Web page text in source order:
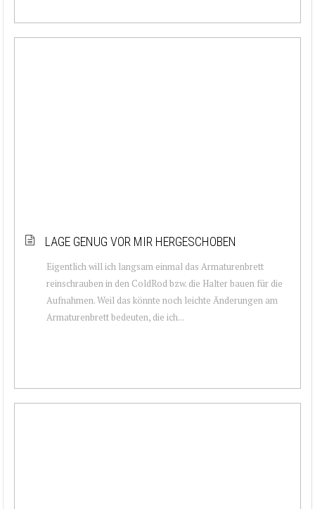
LAGE GENUG VOR MIR HERGESCHOBEN
Eigentlich will ich langsam einmal das Armaturenbrett
reinschrauben in den ColdRod bzw. die Halter bauen für die
Aufnahmen. Weil das könnte noch leichte Änderungen am
Armaturenbrett bedeuten, die ich...